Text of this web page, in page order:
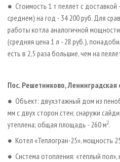
● Стоимость 1 т пеллет с доставкой
среднем) на год - 34 200 руб. Для
работы котла аналогичной
(средняя цена 1 л - 28 руб.),
есть в 2,5 раза большие, чем на
Пос. Решетниково, Ленинградская
● Объект: двухэтажный дом из
мм с двух сторон стен; снаружи
утеплена; общая площадь - 260 м2.
● Котел «Теплогран­-25», мощность
● Система отопления: «теплый